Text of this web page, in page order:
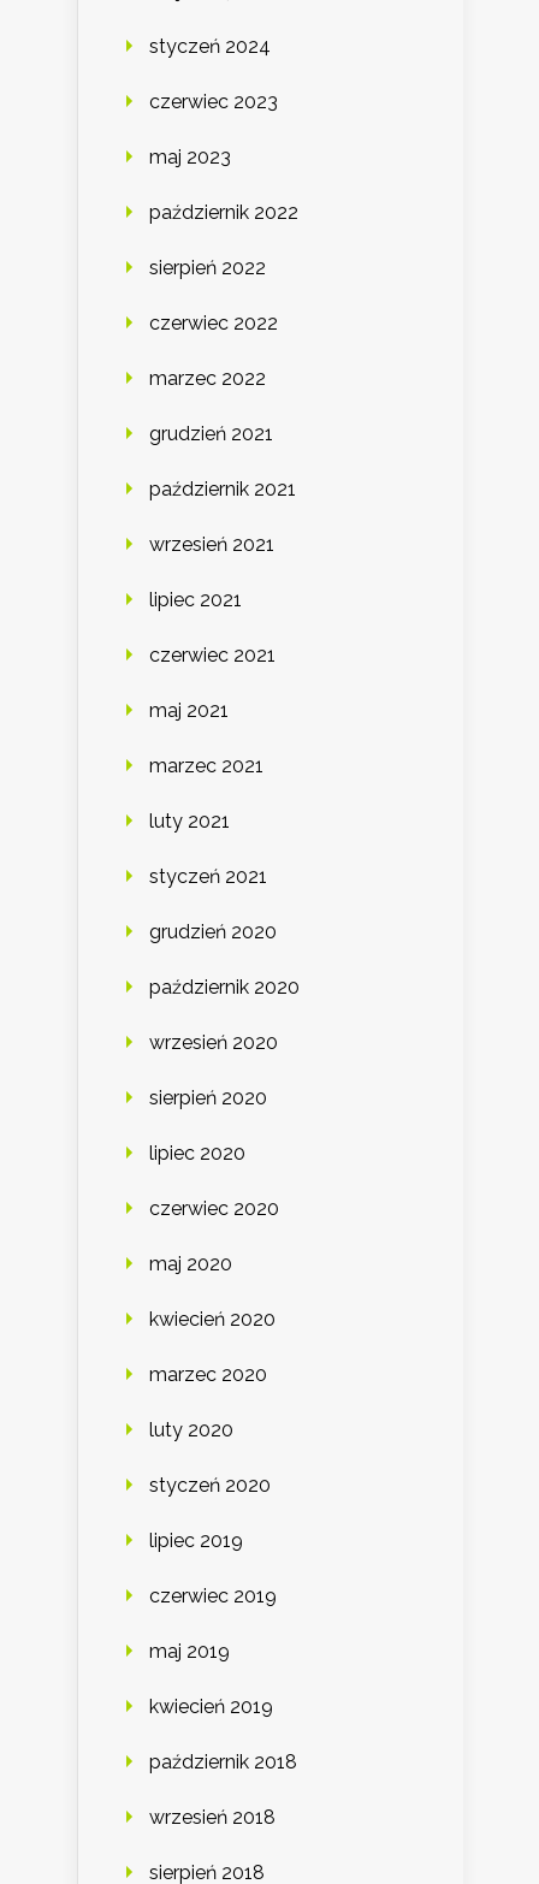
styczeń 2024
czerwiec 2023
maj 2023
październik 2022
sierpień 2022
czerwiec 2022
marzec 2022
grudzień 2021
październik 2021
wrzesień 2021
lipiec 2021
czerwiec 2021
maj 2021
marzec 2021
luty 2021
styczeń 2021
grudzień 2020
październik 2020
wrzesień 2020
sierpień 2020
lipiec 2020
czerwiec 2020
maj 2020
kwiecień 2020
marzec 2020
luty 2020
styczeń 2020
lipiec 2019
czerwiec 2019
maj 2019
kwiecień 2019
październik 2018
wrzesień 2018
sierpień 2018